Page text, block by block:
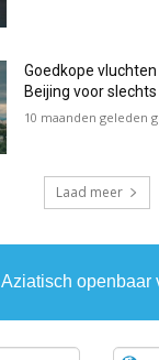
Goedkope
Beijing voor
10 maanden geleden
Laad meer
Aziatisch openbaar